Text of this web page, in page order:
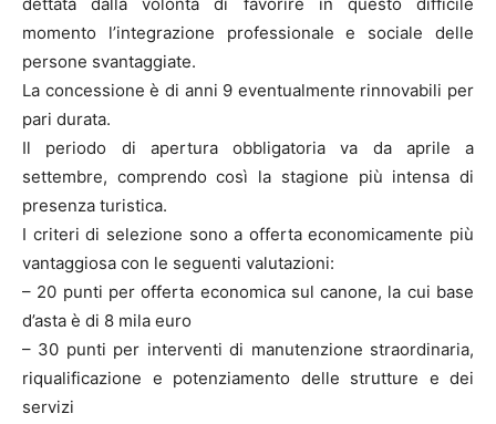
momento l’integrazione professionale e sociale delle
persone svantaggiate.
La concessione è di anni 9 eventualmente rinnovabili per
pari durata.
Il periodo di apertura obbligatoria va da aprile a
settembre, comprendo così la stagione più intensa di
presenza turistica.
I criteri di selezione sono a offerta economicamente più
vantaggiosa con le seguenti valutazioni:
– 20 punti per offerta economica sul canone, la cui base
d’asta è di 8 mila euro
– 30 punti per interventi di manutenzione straordinaria,
riqualificazione e potenziamento delle strutture e dei
servizi